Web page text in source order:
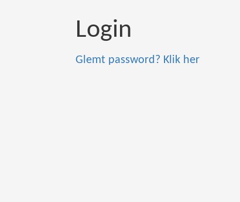
Login
Glemt password? Klik her